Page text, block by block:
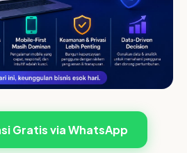
Gratis via WhatsApp